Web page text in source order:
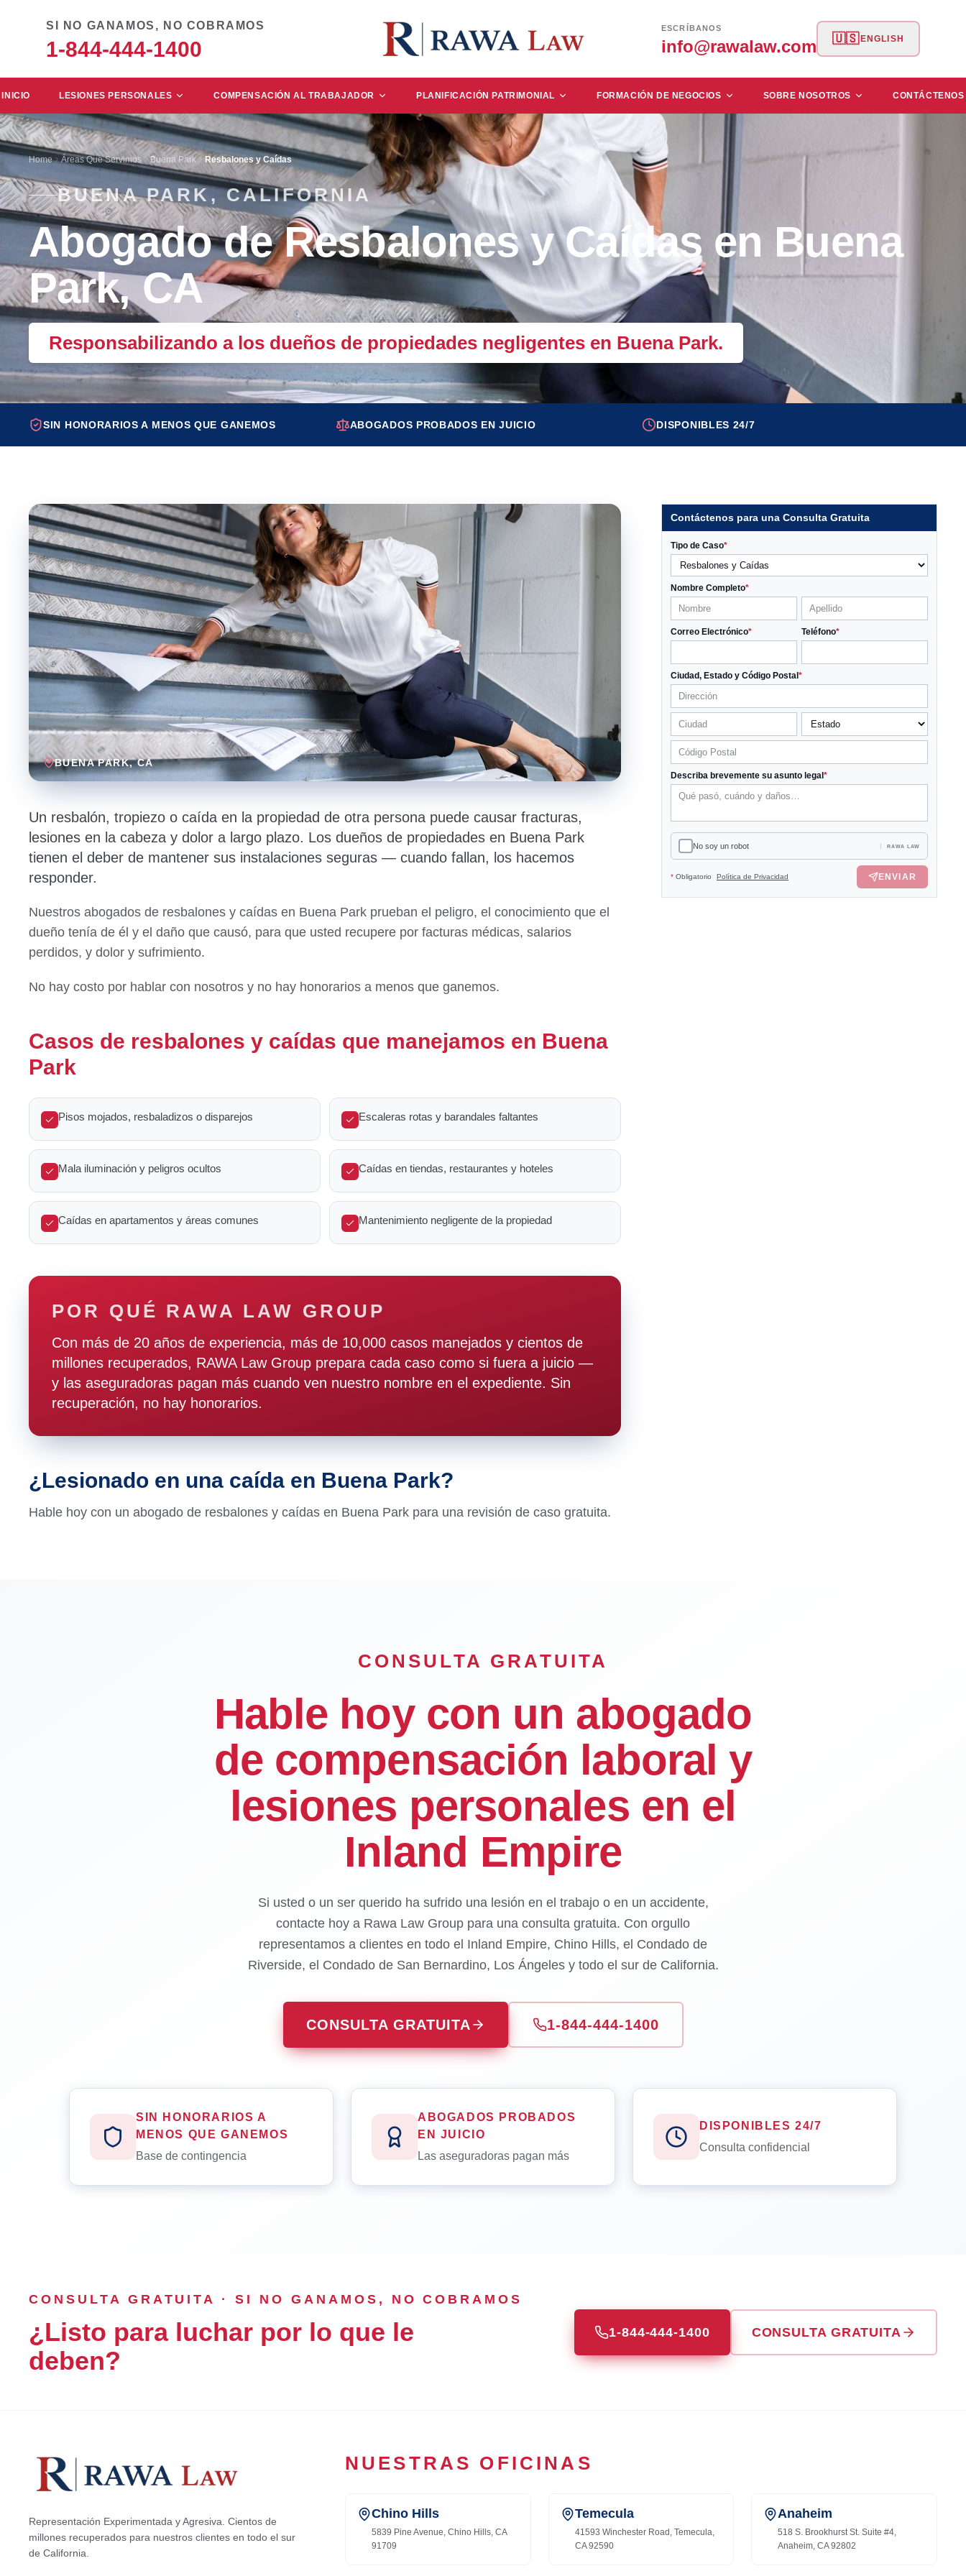
SI NO GANAMOS, NO COBRAMOS
1-844-444-1400
ESCRÍBANOS
info@rawalaw.com 🇺🇸 ENGLISH
INICIO LESIONES PERSONALES COMPENSACIÓN AL TRABAJADOR PLANIFICACIÓN PATRIMONIAL FORMACIÓN DE NEGOCIOS SOBRE NOSOTROS CONTÁCTENOS
Home Áreas Que Servimos Buena Park Resbalones y Caídas
BUENA PARK, CALIFORNIA
Abogado de Resbalones y Caídas en Buena
Park, CA
Responsabilizando a los dueños de propiedades negligentes en Buena Park.
SIN HONORARIOS A MENOS QUE GANEMOS ABOGADOS PROBADOS EN JUICIO DISPONIBLES 24/7
BUENA PARK, CA
Un resbalón, tropiezo o caída en la propiedad de otra persona puede causar fracturas,
lesiones en la cabeza y dolor a largo plazo. Los dueños de propiedades en Buena Park
tienen el deber de mantener sus instalaciones seguras — cuando fallan, los hacemos
responder.
Nuestros abogados de resbalones y caídas en Buena Park prueban el peligro, el conocimiento que el
dueño tenía de él y el daño que causó, para que usted recupere por facturas médicas, salarios
perdidos, y dolor y sufrimiento.
No hay costo por hablar con nosotros y no hay honorarios a menos que ganemos.
Casos de resbalones y caídas que manejamos en Buena
Park
Pisos mojados, resbaladizos o disparejos Escaleras rotas y barandales faltantes
Mala iluminación y peligros ocultos Caídas en tiendas, restaurantes y hoteles
Caídas en apartamentos y áreas comunes Mantenimiento negligente de la propiedad
POR QUÉ RAWA LAW GROUP
Con más de 20 años de experiencia, más de 10,000 casos manejados y cientos de
millones recuperados, RAWA Law Group prepara cada caso como si fuera a juicio —
y las aseguradoras pagan más cuando ven nuestro nombre en el expediente. Sin
recuperación, no hay honorarios.
¿Lesionado en una caída en Buena Park?
Hable hoy con un abogado de resbalones y caídas en Buena Park para una revisión de caso gratuita.
Contáctenos para una Consulta Gratuita
Tipo de Caso*
Nombre Completo*
Correo Electrónico* Teléfono*
Ciudad, Estado y Código Postal *
Describa brevemente su asunto legal *
No soy un robot RAWA LAW
* Obligatorio Política de Privacidad ENVIAR
CONSULTA GRATUITA
Hable hoy con un abogado
de compensación laboral y
lesiones personales en el
Inland Empire
Si usted o un ser querido ha sufrido una lesión en el trabajo o en un accidente,
contacte hoy a Rawa Law Group para una consulta gratuita. Con orgullo
representamos a clientes en todo el Inland Empire, Chino Hills, el Condado de
Riverside, el Condado de San Bernardino, Los Ángeles y todo el sur de California.
CONSULTA GRATUITA 1-844-444-1400
SIN HONORARIOS A
MENOS QUE GANEMOS
Base de contingencia
ABOGADOS PROBADOS
EN JUICIO
Las aseguradoras pagan más
DISPONIBLES 24/7
Consulta confidencial
CONSULTA GRATUITA · SI NO GANAMOS, NO COBRAMOS
¿Listo para luchar por lo que le
deben?
1-844-444-1400 CONSULTA GRATUITA
Representación Experimentada y Agresiva. Cientos de
millones recuperados para nuestros clientes en todo el sur
de California.
NUESTRAS OFICINAS
Chino Hills
5839 Pine Avenue, Chino Hills, CA
91709
Temecula
41593 Winchester Road, Temecula,
CA 92590
Anaheim
518 S. Brookhurst St. Suite #4,
Anaheim, CA 92802